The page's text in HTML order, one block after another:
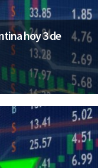
hoy 3 de